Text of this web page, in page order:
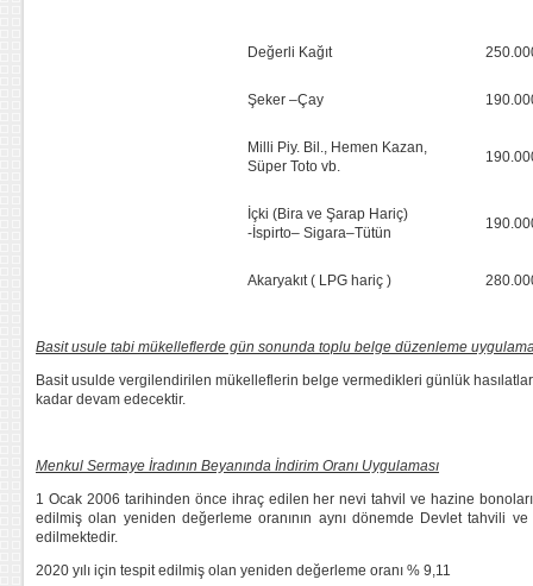
Değerli Kağıt
Şeker –Çay
Milli Piy. Bil., Hemen Kazan,
Süper Toto vb.
İçki (Bira ve Şarap Hariç)
-İspirto– Sigara–Tütün
Akaryakıt ( LPG hariç )
Basit usule tabi mükelleflerde gün sonunda toplu belge düzenleme
Basit usulde vergilendirilen mükelleflerin belge vermedikleri günlük
kadar devam edecektir.
Menkul Sermaye İradının Beyanında İndirim Oranı Uygulaması
1 Ocak 2006 tarihinden önce ihraç edilen her nevi tahvil ve hazine
edilmiş olan yeniden değerleme oranının aynı dönemde Devlet tahvili
edilmektedir.
2020 yılı için tespit edilmiş olan yeniden değerleme oranı % 9,11